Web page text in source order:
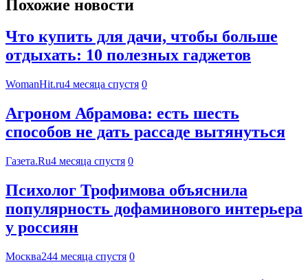
Похожие новости
Что купить для дачи, чтобы больше
отдыхать: 10 полезных гаджетов
WomanHit.ru4 месяца спустя 0
Агроном Абрамова: есть шесть
способов не дать рассаде вытянуться
Газета.Ru4 месяца спустя 0
Психолог Трофимова объяснила
популярность дофаминового интерьера
у россиян
Москва244 месяца спустя 0